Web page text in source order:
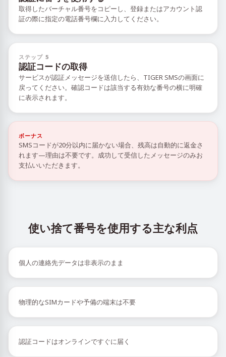
取得したバーチャル番号をコピーし、登録またはアカウント認
証の際に指定の電話番号欄に入力してください。
ステップ 5
認証コードの取得
サービスが認証メッセージを送信したら、TIGER SMSの画面に
戻ってください。確認コードは該当する有効な番号の横に明確
に表示されます。
ボーナス
SMSコードが20分以内に届かない場合、残高は自動的に返金さ
れます—理由は不要です。成功して受信したメッセージのみお
支払いいただきます。
使い捨て番号を使用する主な利点
個人の連絡先データは非表示のまま
物理的なSIMカードや予備の端末は不要
認証コードはオンラインですぐに届く